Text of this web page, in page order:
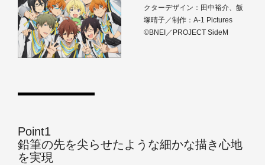
クターデザイン：田中裕介、飯
塚晴子／制作：A-1 Pictures
©BNEI／PROJECT SideM
Point1
鉛筆の先を尖らせたような細かな描き心地
を実現